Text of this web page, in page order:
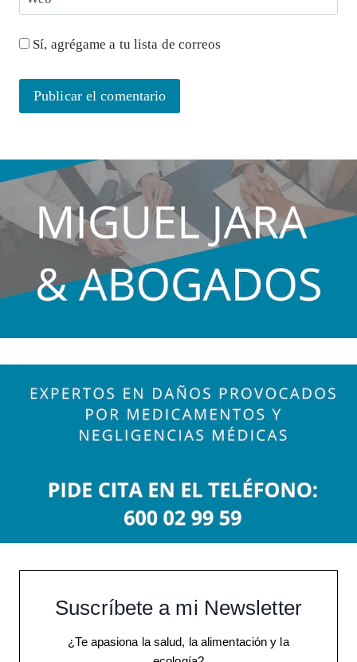
Sí, agrégame a tu lista de correos
Suscríbete a mi Newsletter
¿Te apasiona la salud, la alimentación y la